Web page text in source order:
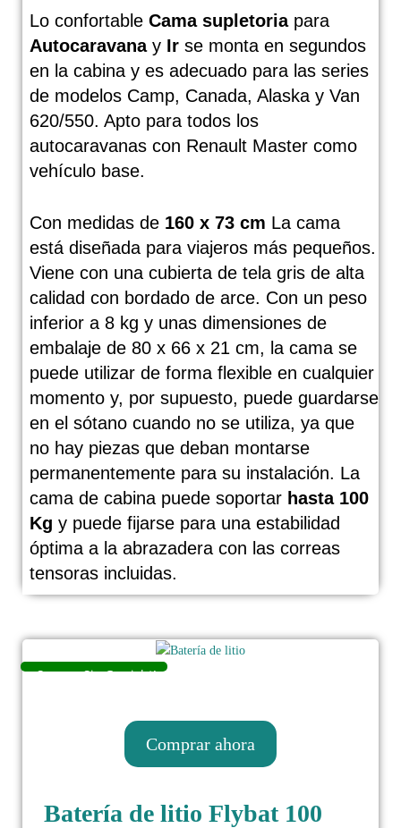
Oscurecimiento de pliegues
Lo confortable Cama supletoriapara
Autocaravanay Ir se monta en segundos
en la cabina y es adecuado para las series
de modelos Camp, Canada, Alaska y Van
620/550. Apto para todos los
autocaravanas con Renault Master como
vehículo base.
Con medidas de 160 x 73 cm La cama
está diseñada para viajeros más pequeños.
Viene con una cubierta de tela gris de alta
calidad con bordado de arce. Con un peso
inferior a 8 kg y unas dimensiones de
embalaje de 80 x 66 x 21 cm, la cama se
puede utilizar de forma flexible en cualquier
momento y, por supuesto, puede guardarse
en el sótano cuando no se utiliza, ya que
no hay piezas que deban montarse
permanentemente para su instalación. La
cama de cabina puede soportar hasta 100
Kg y puede fijarse para una estabilidad
óptima a la abrazadera con las correas
tensoras incluidas.
Comprar ahora
Batería de litio Flybat 100